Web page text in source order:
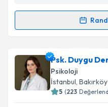
Randevu Takvimi
Psk. Hilal Erva Ergün
oluşturun. Size bu
takvim
Psk. Duygu
Psikoloji
İstanbul, Bakırköy
5 (223